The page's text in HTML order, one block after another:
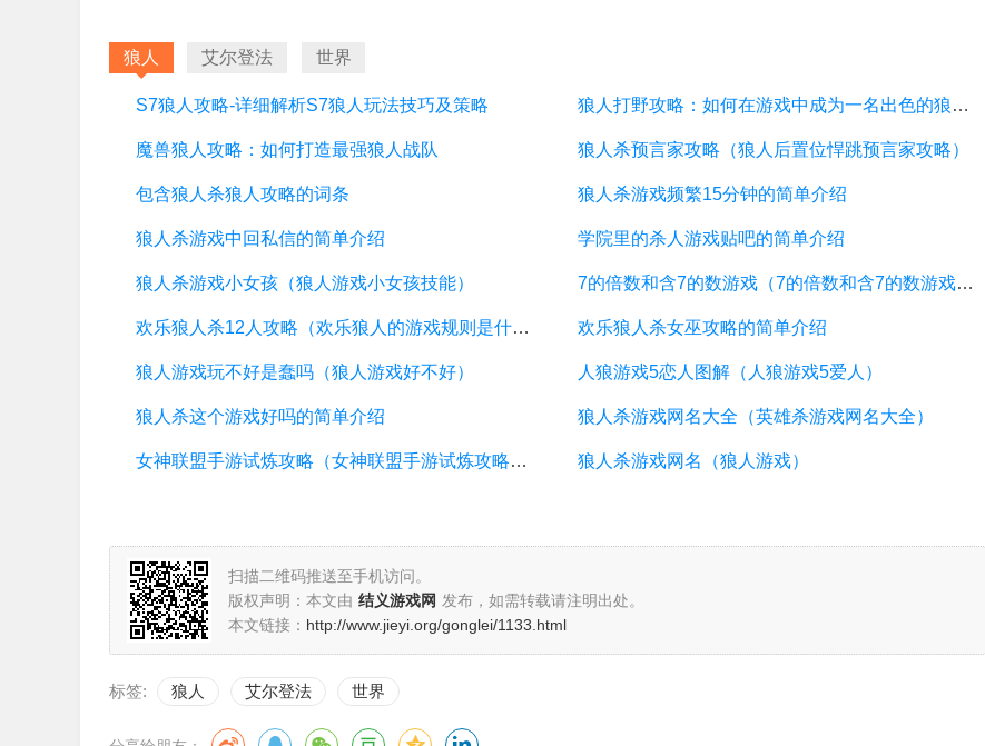
狼人 艾尔登法 世界
S7狼人攻略-详细解析S7狼人玩法技巧及策略 狼人打野攻略：如何在游戏中成为一名出色的狼人打野手？
魔兽狼人攻略：如何打造最强狼人战队 狼人杀预言家攻略（狼人后置位悍跳预言家攻略）
包含狼人杀狼人攻略的词条 狼人杀游戏频繁15分钟的简单介绍
狼人杀游戏中回私信的简单介绍 学院里的杀人游戏贴吧的简单介绍
狼人杀游戏小女孩（狼人游戏小女孩技能） 7的倍数和含7的数游戏（7的倍数和含7的数游戏答案）
欢乐狼人杀12人攻略（欢乐狼人的游戏规则是什么） 欢乐狼人杀女巫攻略的简单介绍
狼人游戏玩不好是蠢吗（狼人游戏好不好） 人狼游戏5恋人图解（人狼游戏5爱人）
狼人杀这个游戏好吗的简单介绍 狼人杀游戏网名大全（英雄杀游戏网名大全）
女神联盟手游试炼攻略（女神联盟手游试炼攻略视频） 狼人杀游戏网名（狼人游戏）
扫描二维码推送至手机访问。
版权声明：本文由 结义游戏网 发布，如需转载请注明出处。
本文链接： http://www.jieyi.org/gonglei/1133.html
标签: 狼人 艾尔登法 世界